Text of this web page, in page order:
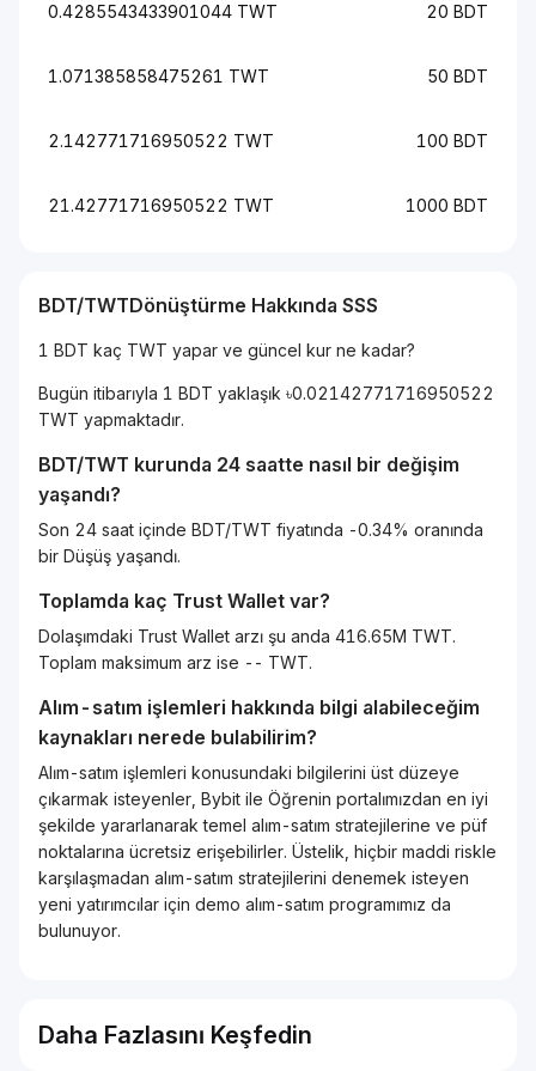
0.4285543433901044 TWT 20 BDT
1.071385858475261 TWT 50 BDT
2.142771716950522 TWT 100 BDT
21.42771716950522 TWT 1000 BDT
BDT/TWTDönüştürme Hakkında SSS
1 BDT kaç TWT yapar ve güncel kur ne kadar?
Bugün itibarıyla 1 BDT yaklaşık ৳0.02142771716950522
TWT yapmaktadır.
BDT/TWT kurunda 24 saatte nasıl bir değişim
yaşandı?
Son 24 saat içinde BDT/TWT fiyatında -0.34% oranında
bir Düşüş yaşandı.
Toplamda kaç Trust Wallet var?
Dolaşımdaki Trust Wallet arzı şu anda 416.65M TWT.
Toplam maksimum arz ise -- TWT.
Alım-satım işlemleri hakkında bilgi alabileceğim
kaynakları nerede bulabilirim?
Alım-satım işlemleri konusundaki bilgilerini üst düzeye
çıkarmak isteyenler, Bybit ile Öğrenin portalımızdan en iyi
şekilde yararlanarak temel alım-satım stratejilerine ve püf
noktalarına ücretsiz erişebilirler. Üstelik, hiçbir maddi riskle
karşılaşmadan alım-satım stratejilerini denemek isteyen
yeni yatırımcılar için demo alım-satım programımız da
bulunuyor.
Daha Fazlasını Keşfedin